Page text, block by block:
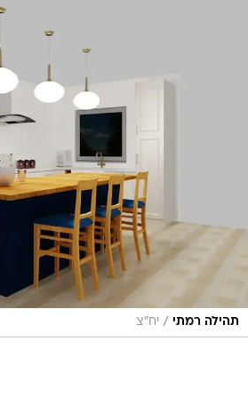
תהילה רמתי / יח"צ